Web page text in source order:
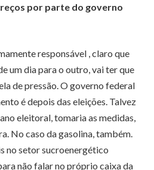
por parte do governo
responsável , claro que
um dia para o outro, vai ter que
de pressão. O governo federal
é depois das eleições. Talvez
eleitoral, tomaria as medidas,
No caso da gasolina, também.
no setor sucroenergético
não falar no próprio caixa da